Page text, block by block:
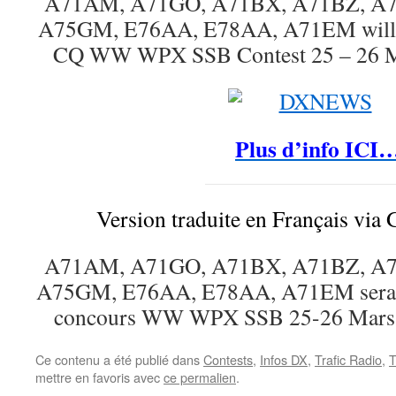
A75GM, E76AA, E78AA, A71EM
CQ WW WPX SSB Contest 25 – 26
Plus d’info
Version traduite en Français via
A71AM, A71GO, A71BX, A71BZ,
A75GM, E76AA, E78AA, A71EM
concours WW WPX SSB 25-26
Ce contenu a été publié dansContests, Infos DX, Trafic Radio,
mettre en favoris avecce permalien.